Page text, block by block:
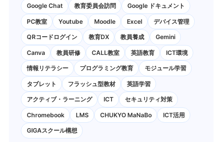
Google Chat 教育委員会訪問 Google ドキュメント
PC教室 Youtube Moodle Excel デバイス管理
QRコードログイン 教育DX 教員養成 Gemini
Canva 教員研修 CALL教室 英語教育 ICT環境
情報リテラシー プログラミング教育 モジュール学習
タブレット フラッシュ型教材 英語学習
アクティブ・ラーニング ICT セキュリティ対策
Chromebook LMS CHUKYO MaNaBo ICT活用
GIGAスクール構想